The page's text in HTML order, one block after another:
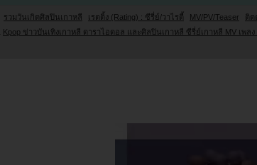
รวมวันเกิดศิลปินเกาหลี เรตติ้ง (Rating) : ซีรี่ย์/วาไรตี้ MV/PV/Teaser ติด
Kpop ข่าวบันเทิงเกาหลี ดาราไอดอล และศิลปินเกาหลี ซีรี่ย์เกาหลี MV เพ